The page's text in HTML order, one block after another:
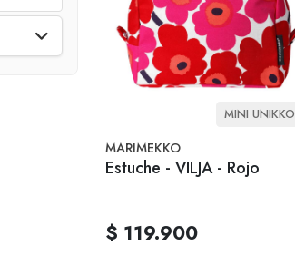
MINI UNIKKO
MARIMEKKO
Estuche - VILJA - Rojo
$ 119.900